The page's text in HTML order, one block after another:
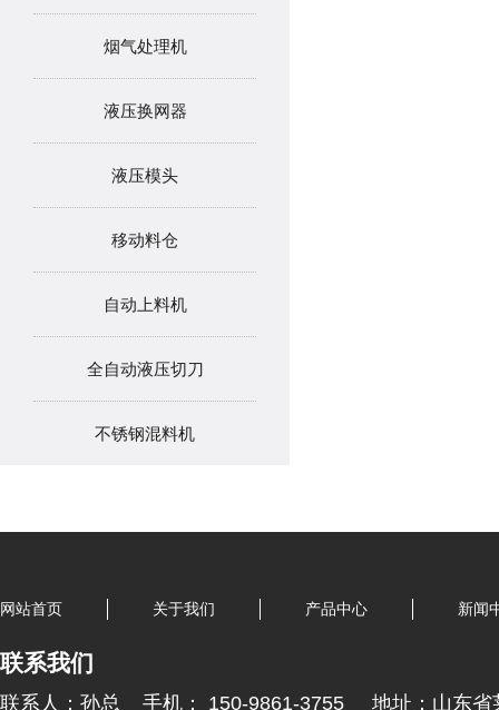
烟气处理机
液压换网器
液压模头
移动料仓
自动上料机
全自动液压切刀
不锈钢混料机
网站首页 关于我们 产品中心 新闻
联系我们
联系人：孙总 手机： 150-9861-3755 地址：山东省